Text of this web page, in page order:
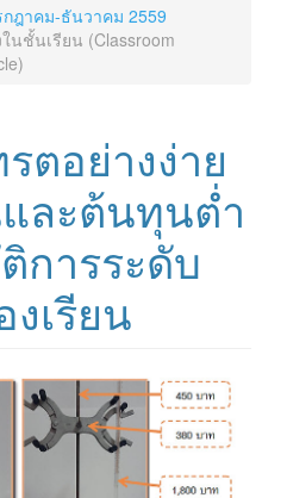
กฎาคม-ธันวาคม 2559
นชั้นเรียน (Classroom
ตอย่างง่าย
ละต้นทุนต่ำ
การระดับ
เรียน